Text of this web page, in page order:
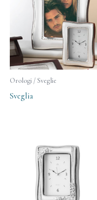
Orologi / Sveglie
Sveglia